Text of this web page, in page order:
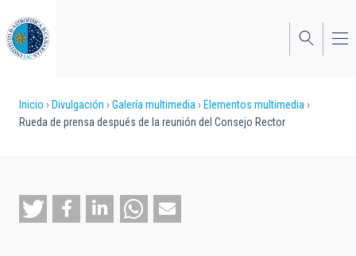
al
contenido
principal
Sobrescribir
enlaces
ayuda
a
Inicio Divulgación Galería multimedia
Elementos multimedia
Rueda de prensa después de la reunión del Consejo Rector